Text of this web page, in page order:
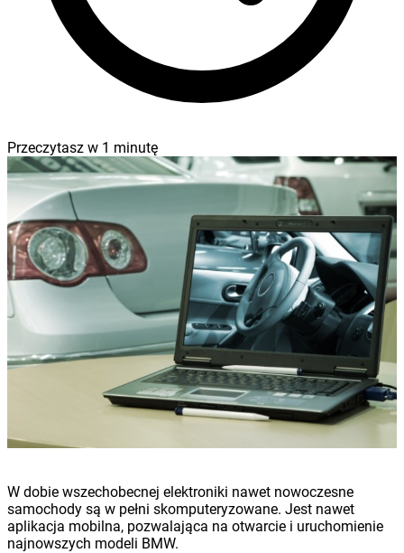
Przeczytasz w 1 minutę
W dobie wszechobecnej elektroniki nawet nowoczesne
samochody są w pełni skomputeryzowane. Jest nawet
aplikacja mobilna, pozwalająca na otwarcie i uruchomienie
najnowszych modeli BMW.